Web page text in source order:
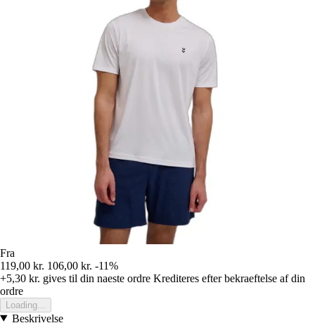
Fra
119,00 kr. 106,00 kr. -11%
+5,30 kr. gives til din naeste ordre Krediteres efter bekraeftelse af din
ordre
Loading...
Beskrivelse